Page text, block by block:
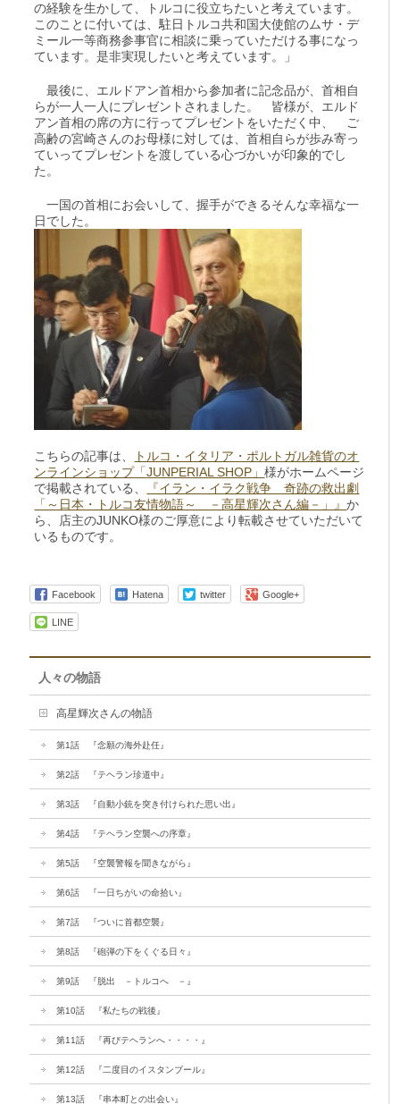
の経験を生かして、トルコに役立ちたいと考えています。
このことに付いては、駐日トルコ共和国大使館のムサ・デ
ミール一等商務参事官に相談に乗っていただける事になっ
ています。是非実現したいと考えています。」
最後に、エルドアン首相から参加者に記念品が、首相自
らが一人一人にプレゼントされました。 皆様が、エルド
アン首相の席の方に行ってプレゼントをいただく中、 ご
高齢の宮崎さんのお母様に対しては、首相自らが歩み寄っ
ていってプレゼントを渡している心づかいが印象的でし
た。
一国の首相にお会いして、握手ができるそんな幸福な一
日でした。
こちらの記事は、
トルコ・イタリア・ポルトガル雑貨のオ
ンラインショップ「JUNPERIAL SHOP」様がホームページ
で掲載されている、
『イラン・イラク戦争 奇跡の救出劇
「～日本・トルコ友情物語～ －高星輝次さん編－」』か
ら、店主のJUNKO様のご厚意により転載させていただいて
いるものです。
Facebook Hatena twitter Google+
LINE
人々の物語
高星輝次さんの物語
第1話 『念願の海外赴任』
第2話 『テヘラン珍道中』
第3話 『自動小銃を突き付けられた思い出』
第4話 『テヘラン空襲への序章』
第5話 『空襲警報を聞きながら』
第6話 『一日ちがいの命拾い』
第7話 『ついに首都空襲』
第8話 『砲弾の下をくぐる日々』
第9話 『脱出 －トルコへ －』
第10話 『私たちの戦後』
第11話 『再びテヘランへ・・・・』
第12話 『二度目のイスタンブール』
第13話 『串本町との出会い』